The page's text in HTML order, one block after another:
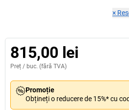
×
815,00 lei
Preț / buc. (fără TVA)
Promoție
Obțineți o reducere de 15%* cu